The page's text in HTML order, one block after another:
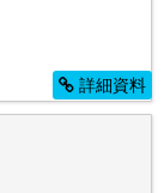
詳細資料